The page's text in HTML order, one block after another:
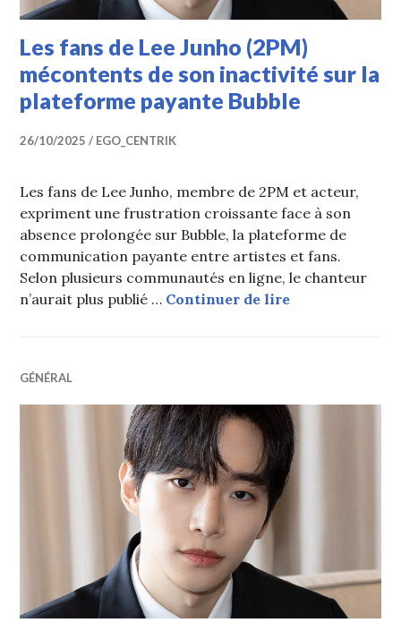
Les fans de Lee Junho (2PM)
mécontents de son inactivité sur la
plateforme payante Bubble
26/10/2025 EGO_CENTRIK
Les fans de Lee Junho, membre de 2PM et acteur,
expriment une frustration croissante face à son
absence prolongée sur Bubble, la plateforme de
communication payante entre artistes et fans.
Selon plusieurs communautés en ligne, le chanteur
n’aurait plus publié … Continuer de lireLes fans de
GÉNÉRAL